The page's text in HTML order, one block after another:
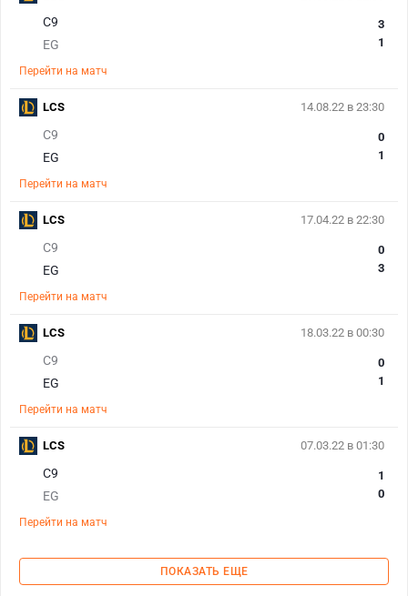
C9
EG
3
1
Перейти на матч
14.08.22 в 23:30
C9
EG
0
1
Перейти на матч
LCS
17.04.22 в 22:30
C9
EG
0
3
Перейти на матч
LCS
18.03.22 в 00:30
C9
EG
0
1
Перейти на матч
LCS
07.03.22 в 01:30
C9
EG
1
0
Перейти на матч
LCS
ПОКАЗАТЬ ЕЩЕ